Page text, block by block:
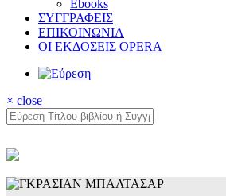
Ebooks
ΣΥΓΓΡΑΦΕΙΣ
ΕΠΙΚΟΙΝΩΝΙΑ
ΟΙ ΕΚΔΟΣΕΙΣ OPERA
× close